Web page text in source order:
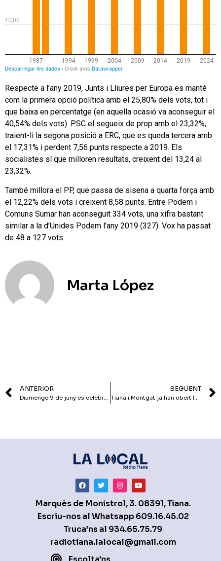
Respecte a l’any 2019, Junts i Lliures per Europa es manté
com la primera opció política amb el 25,80% dels vots, tot i
que baixa en percentatge (en aquella ocasió va aconseguir el
40,54% dels vots). PSC el segueix de prop amb el 23,32%,
traient-li la segona posició a ERC, que es queda tercera amb
el 17,31% i perdent 7,56 punts respecte a 2019. Els
socialistes sí que milloren resultats, creixent del 13,24 al
23,32%.
També millora el PP, que passa de sisena a quarta força amb
el 12,22% dels vots i creixent 8,58 punts. Entre Podem i
Comuns Sumar han aconseguit 334 vots, una xifra bastant
similar a la d’Unides Podem l’any 2019 (327). Vox ha passat
de 48 a 127 vots.
Marta López
ANTERIOR
Diumenge 9 de juny es celebren les eleccions al Parlament europeu
SEGÜENT
Tiana i Montgat ja han obert les inscripcions de l’Estiu jove
Marquès de Monistrol, 3. 08391, Tiana.
Escriu-nos al Whatsapp609.16.45.02
Truca’ns al 934.65.75.79
radiotiana.lalocal@gmail.com